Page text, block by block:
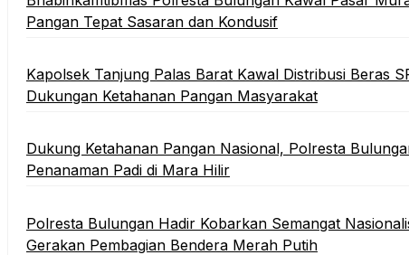
Pangan Tepat Sasaran dan Kondusif
Kapolsek Tanjung Palas Barat Kawal Distribusi Beras
Dukungan Ketahanan Pangan Masyarakat
Dukung Ketahanan Pangan Nasional, Polresta
Penanaman Padi di Mara Hilir
Polresta Bulungan Hadir Kobarkan Semangat
Gerakan Pembagian Bendera Merah Putih